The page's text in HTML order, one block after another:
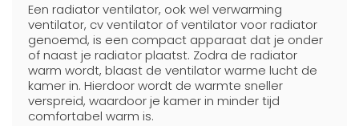
Een radiator ventilator, ook wel verwarming
ventilator, cv ventilator of ventilator voor radiator
genoemd, is een compact apparaat dat je onder
of naast je radiator plaatst. Zodra de radiator
warm wordt, blaast de ventilator warme lucht de
kamer in. Hierdoor wordt de warmte sneller
verspreid, waardoor je kamer in minder tijd
comfortabel warm is.